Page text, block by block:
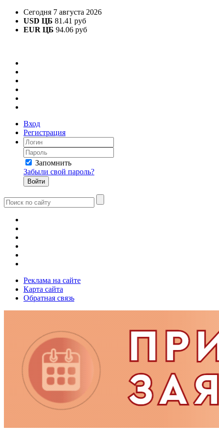
Сегодня 7 августа 2026
USD ЦБ 81.41 руб
EUR ЦБ 94.06 руб
Вход
Регистрация
Запомнить
Забыли свой пароль?
Реклама на сайте
Карта сайта
Обратная связь